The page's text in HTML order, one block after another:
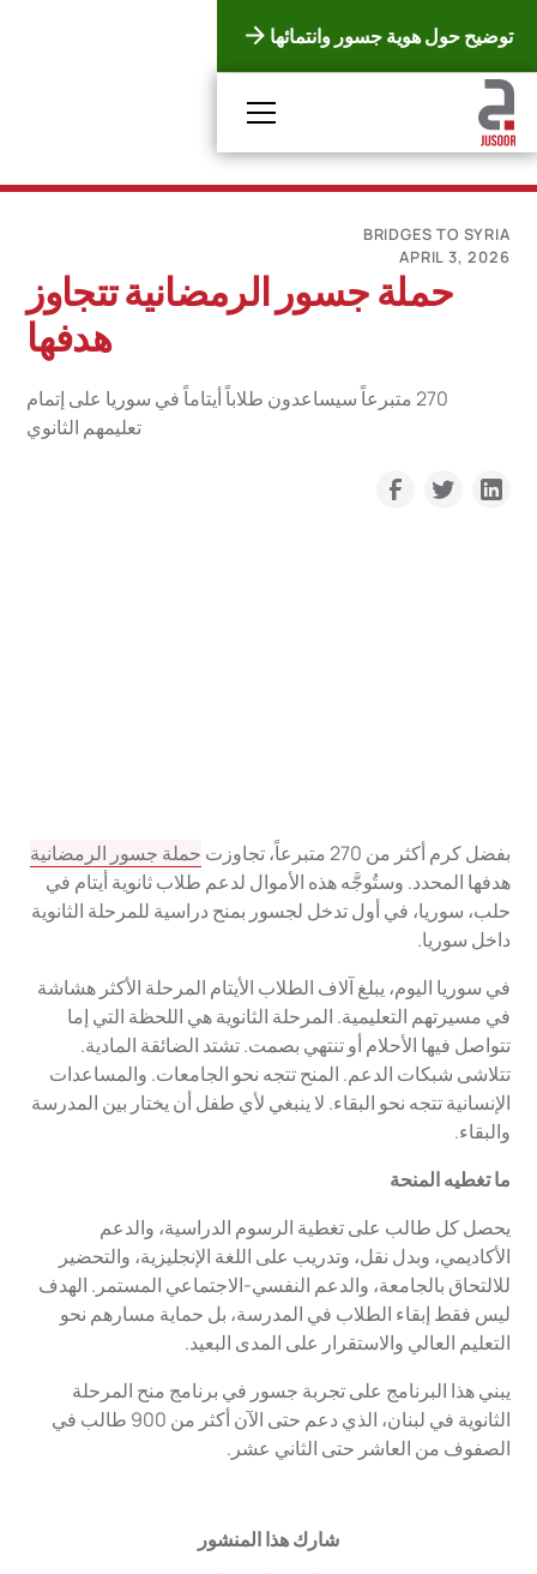
توضيح حول هوية جسور وانتمائها
BRIDGES TO SYRIA
APRIL 3, 2026
حملة جسور الرمضانية تتجاوز
هدفها
270 متبرعاً سيساعدون طلاباً أيتاماً في سوريا على إتمام
تعليمهم الثانوي
بفضل كرم أكثر من 270 متبرعاً، تجاوزت
حملة جسور الرمضانية
هدفها المحدد. وستُوجَّه هذه الأموال لدعم طلاب ثانوية أيتام في
حلب، سوريا، في أول تدخل لجسور بمنح دراسية للمرحلة الثانوية
داخل سوريا.
في سوريا اليوم، يبلغ آلاف الطلاب الأيتام المرحلة الأكثر هشاشة
في مسيرتهم التعليمية. المرحلة الثانوية هي اللحظة التي إما
تتواصل فيها الأحلام أو تنتهي بصمت. تشتد الضائقة المادية.
تتلاشى شبكات الدعم. المنح تتجه نحو الجامعات. والمساعدات
الإنسانية تتجه نحو البقاء. لا ينبغي لأي طفل أن يختار بين المدرسة
والبقاء.
ما تغطيه المنحة
يحصل كل طالب على تغطية الرسوم الدراسية، والدعم
الأكاديمي، وبدل نقل، وتدريب على اللغة الإنجليزية، والتحضير
للالتحاق بالجامعة، والدعم النفسي-الاجتماعي المستمر. الهدف
ليس فقط إبقاء الطلاب في المدرسة، بل حماية مسارهم نحو
التعليم العالي والاستقرار على المدى البعيد.
يبني هذا البرنامج على تجربة جسور في برنامج منح المرحلة
الثانوية في لبنان، الذي دعم حتى الآن أكثر من 900 طالب في
الصفوف من العاشر حتى الثاني عشر.
شارك هذا المنشور